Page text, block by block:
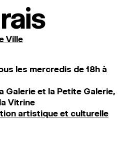
Ville
les mercredis de 18h à
Galerie et la Petite Galerie,
Vitrine
artistique et culturelle